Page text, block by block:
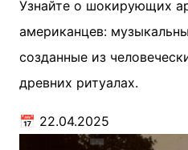
Узнайте о шокирующих
американцев:
созданные из
древних ритуалах.
📅 22.04.2025